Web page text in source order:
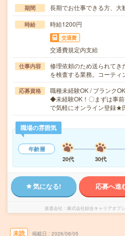
期間 長期でお仕事できる方、大
時給 時給1200円
交通費
交通費規定内支給
仕事内容
修理依頼のため送られてき
を検査する業務。コーテ
応募資格
職種未経験OK / ブランク
◆未経験OK！〇まずは事
で気軽にオンライン登録★
職場の雰囲気
年齢層
20代
30代
気になる! 応募へ進
派遣会社 株式会社綜合キャリアオプ
未読 掲載日 2026/08/05